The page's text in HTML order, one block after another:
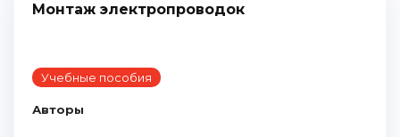
Монтаж электропроводок
Учебные пособия
Авторы